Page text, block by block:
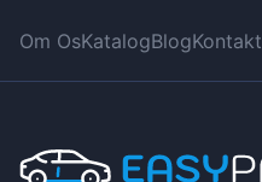
Om OsKatalogBlogKontakt